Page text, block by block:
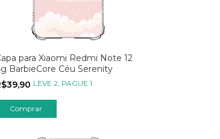
para Xiaomi Redmi Note 12
BarbieCore Céu Serenity
LEVE 2, PAGUE 1
Comprar